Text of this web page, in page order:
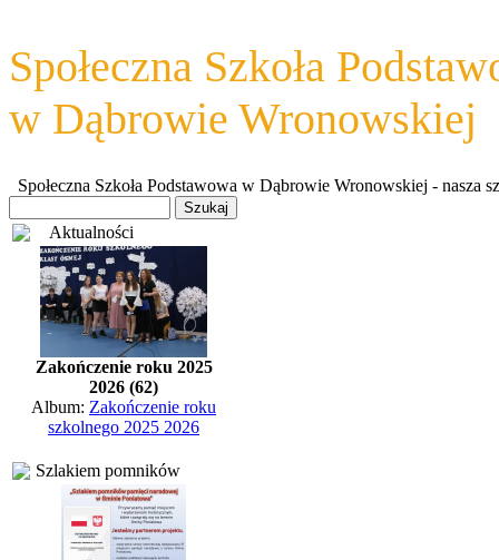
Społeczna Szkoła
w Dąbrowie Wronowskiej
Społeczna Szkoła Podstawowa w Dąbrowie Wronowskiej - nasza
Aktualności
Zakończenie roku 2025
2026 (62)
Album: Zakończenie roku
szkolnego 2025 2026
Szlakiem pomników